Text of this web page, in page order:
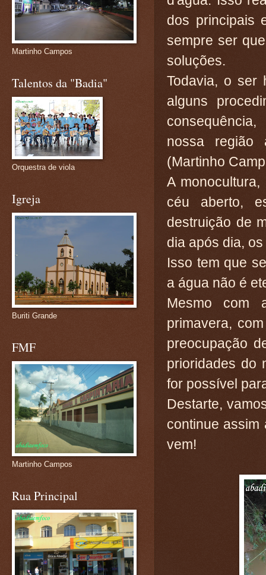
dos principais
sempre ser
soluções.
Todavia, o ser
alguns
nossa região
(Martinho
A
céu aberto,
destruição de
dia após dia,
Isso tem que
a água não é
Mesmo com
primavera,
preocupação
prioridades do
for possível
Destarte,
continue assim
vem!
Martinho Campos
Talentos da "Badia"
Orquestra de viola
Igreja
Buriti Grande
FMF
Martinho Campos
Rua Principal